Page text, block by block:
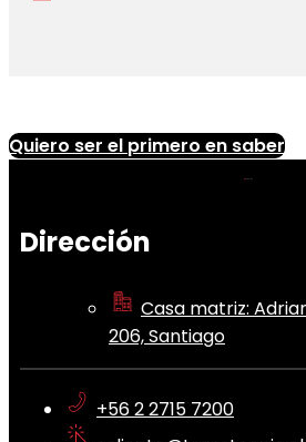
Quiero ser el primero en saber
Dirección
Casa matriz:
206, Santiago
+56 2 2715 7200